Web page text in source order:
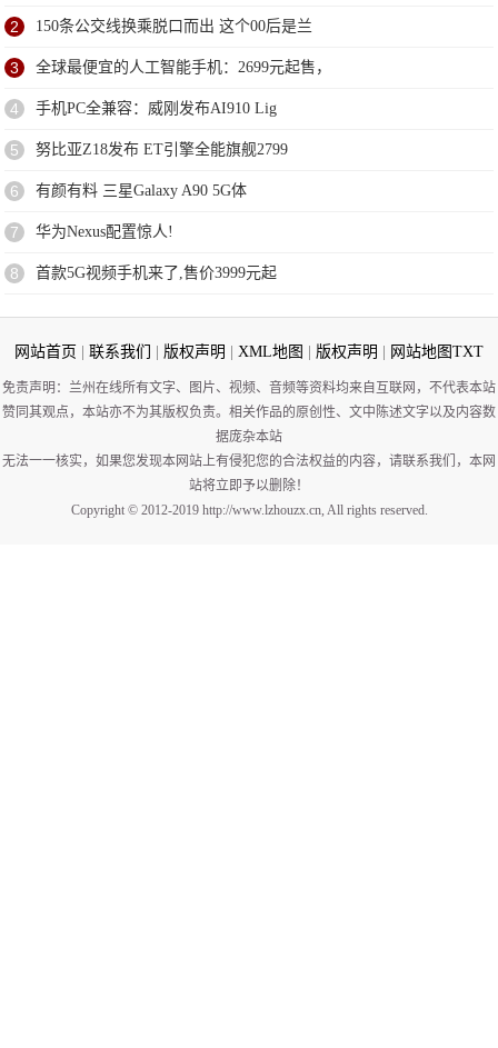
2 150条公交线换乘脱口而出 这个00后是兰
3 全球最便宜的人工智能手机：2699元起售，
4 手机PC全兼容：威刚发布AI910 Lig
5 努比亚Z18发布 ET引擎全能旗舰2799
6 有颜有料 三星Galaxy A90 5G体
7 华为Nexus配置惊人!
8 首款5G视频手机来了,售价3999元起
网站首页 联系我们 版权声明 XML地图 版权声明 网站地图TXT
免责声明：兰州在线所有文字、图片、视频、音频等资料均来自互联网，不代表本站
赞同其观点，本站亦不为其版权负责。相关作品的原创性、文中陈述文字以及内容数
据庞杂本站
无法一一核实，如果您发现本网站上有侵犯您的合法权益的内容，请联系我们，本网
站将立即予以删除！
Copyright © 2012-2019 http://www.lzhouzx.cn, All rights reserved.